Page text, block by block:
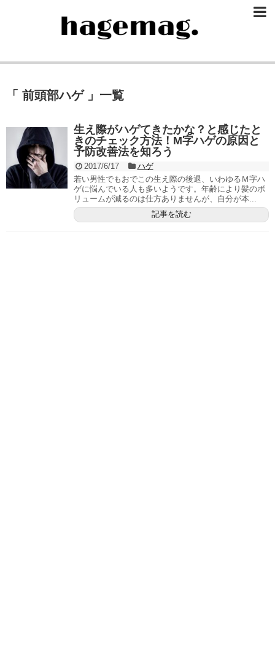
「 前頭部ハゲ 」一覧
生え際がハゲてきたかな？と感じたと
きのチェック方法！M字ハゲの原因と
予防改善法を知ろう
2017/6/17
ハゲ
若い男性でもおでこの生え際の後退、いわゆるＭ字ハ
ゲに悩んでいる人も多いようです。年齢により髪のボ
リュームが減るのは仕方ありませんが、自分が本...
記事を読む